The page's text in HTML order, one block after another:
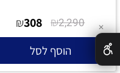
₪2,290
₪308
הוסף לסל
✕